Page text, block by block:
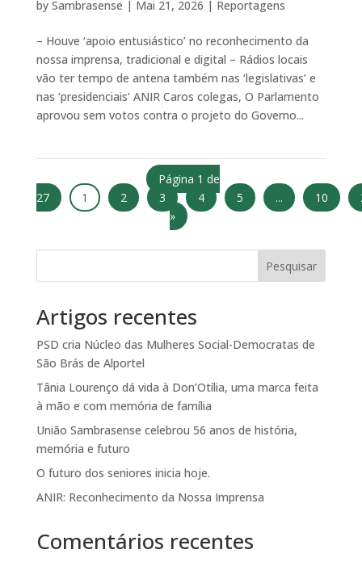
by Sambrasense | Mai 21, 2026 | Reportagens
– Houve ‘apoio entusiástico’ no reconhecimento da
nossa imprensa, tradicional e digital – Rádios locais
vão ter tempo de antena também nas ‘legislativas’ e
nas ‘presidenciais’ ANIR Caros colegas, O Parlamento
aprovou sem votos contra o projeto do Governo...
Página 1 de
27
1 2 3 4 5 ... 10
»
Pesquisar
Artigos recentes
PSD cria Núcleo das Mulheres Social-Democratas de
São Brás de Alportel
Tânia Lourenço dá vida à Don’Otília, uma marca feita
à mão e com memória de família
União Sambrasense celebrou 56 anos de história,
memória e futuro
O futuro dos seniores inicia hoje.
ANIR: Reconhecimento da Nossa Imprensa
Comentários recentes